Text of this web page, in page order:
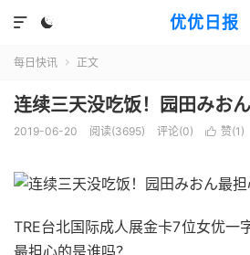
优优日报


每日快讯  正文
连续三天没吃饭！园田みお
2019-06-20 阅读(3695) 评论(0)  赞(1 )
TRE台北国际成人展金卡7位女优一
最担心的是谁吗？